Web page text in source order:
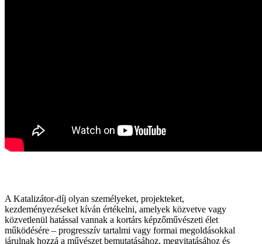
A Katalizátor-díj olyan személyeket, projekteket,
kezdeményezéseket kíván értékelni, amelyek közvetve vagy
közvetlenül hatással vannak a kortárs képzőművészeti élet
működésére – progresszív tartalmi vagy formai megoldásokkal
járulnak hozzá a művészet bemutatásához, megvitatásához és